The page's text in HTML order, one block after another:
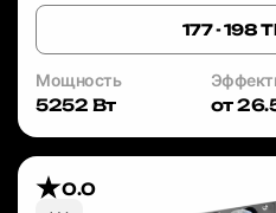
177 - 198
Мощность
5252 Вт
от
0.0